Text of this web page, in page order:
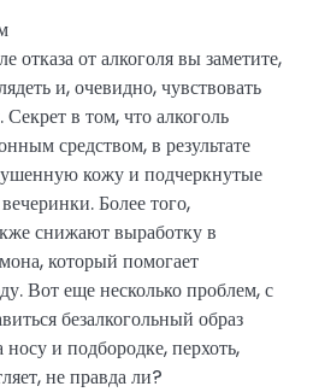
от алкоголя вы заметите,
и, очевидно, чувствовать
в том, что алкоголь
средством, в результате
кожу и подчеркнутые
Более того,
снижают выработку в
который помогает
Вот еще несколько проблем, с
безалкогольный образ
и подбородке, перхоть,
не правда ли?